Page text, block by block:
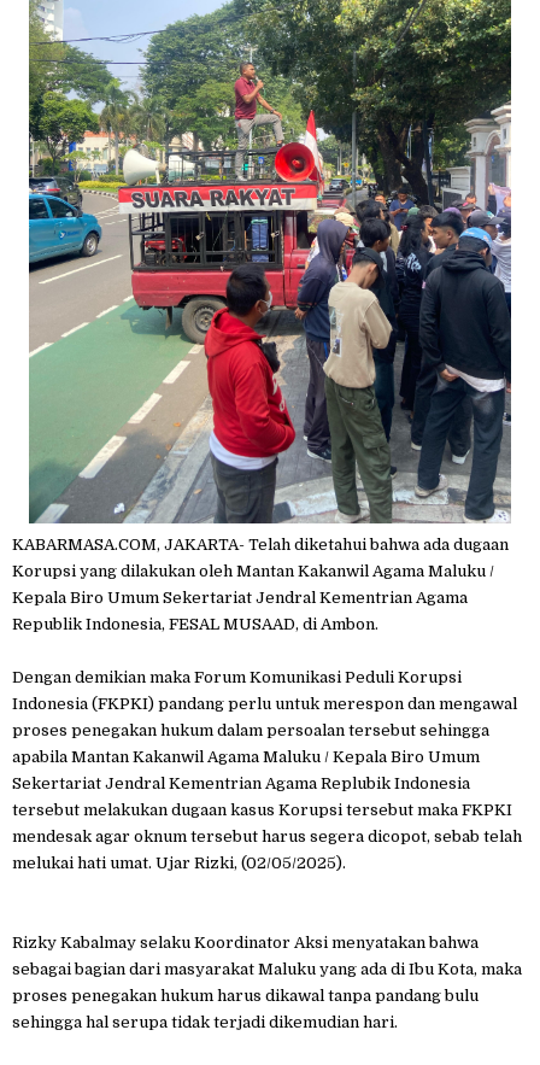
KABARMASA.COM, JAKARTA- Telah diketahui bahwa ada dugaan
Korupsi yang dilakukan oleh Mantan Kakanwil Agama Maluku /
Kepala Biro Umum Sekertariat Jendral Kementrian Agama
Republik Indonesia, FESAL MUSAAD, di Ambon.
Dengan demikian maka Forum Komunikasi Peduli Korupsi
Indonesia (FKPKI) pandang perlu untuk merespon dan mengawal
proses penegakan hukum dalam persoalan tersebut sehingga
apabila Mantan Kakanwil Agama Maluku / Kepala Biro Umum
Sekertariat Jendral Kementrian Agama Replubik Indonesia
tersebut melakukan dugaan kasus Korupsi tersebut maka FKPKI
mendesak agar oknum tersebut harus segera dicopot, sebab telah
melukai hati umat. Ujar Rizki, (02/05/2025).
Rizky Kabalmay selaku Koordinator Aksi menyatakan bahwa
sebagai bagian dari masyarakat Maluku yang ada di Ibu Kota, maka
proses penegakan hukum harus dikawal tanpa pandang bulu
sehingga hal serupa tidak terjadi dikemudian hari.